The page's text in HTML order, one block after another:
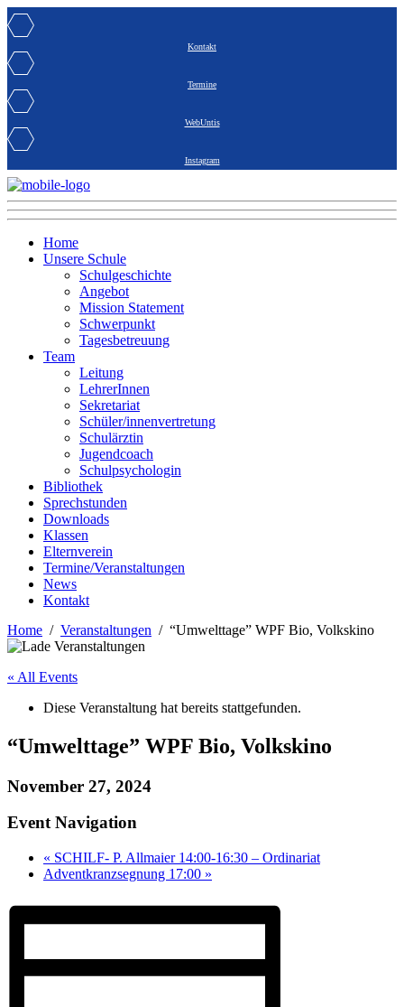
Kontakt
Termine
WebUntis
Instagram
Home
Unsere Schule
Schulgeschichte
Angebot
Mission Statement
Schwerpunkt
Tagesbetreuung
Team
Leitung
LehrerInnen
Sekretariat
Schüler/innenvertretung
Schulärztin
Jugendcoach
Schulpsychologin
Bibliothek
Sprechstunden
Downloads
Klassen
Elternverein
Termine/Veranstaltungen
News
Kontakt
Home
Veranstaltungen “Umwelttage” WPF Bio, Volkskino
« All Events
Diese Veranstaltung hat bereits stattgefunden.
“Umwelttage” WPF Bio, Volkskino
November 27, 2024
Event Navigation
« SCHILF- P. Allmaier 14:00-16:30 – Ordinariat
Adventkranzsegnung 17:00 »